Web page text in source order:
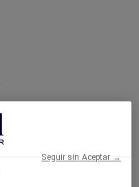
Seguir sin Aceptar →